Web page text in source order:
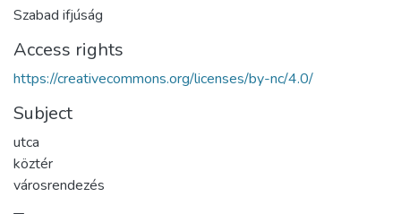
Szabad ifjúság
Access rights
https://creativecommons.org/licenses/by-nc/4.0/
Subject
utca
köztér
városrendezés